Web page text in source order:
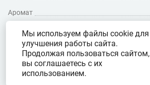
Аромат
Мы используем файлы cookie для
улучшения работы сайта.
Продолжая пользоваться сайтом,
вы соглашаетесь с их
использованием.